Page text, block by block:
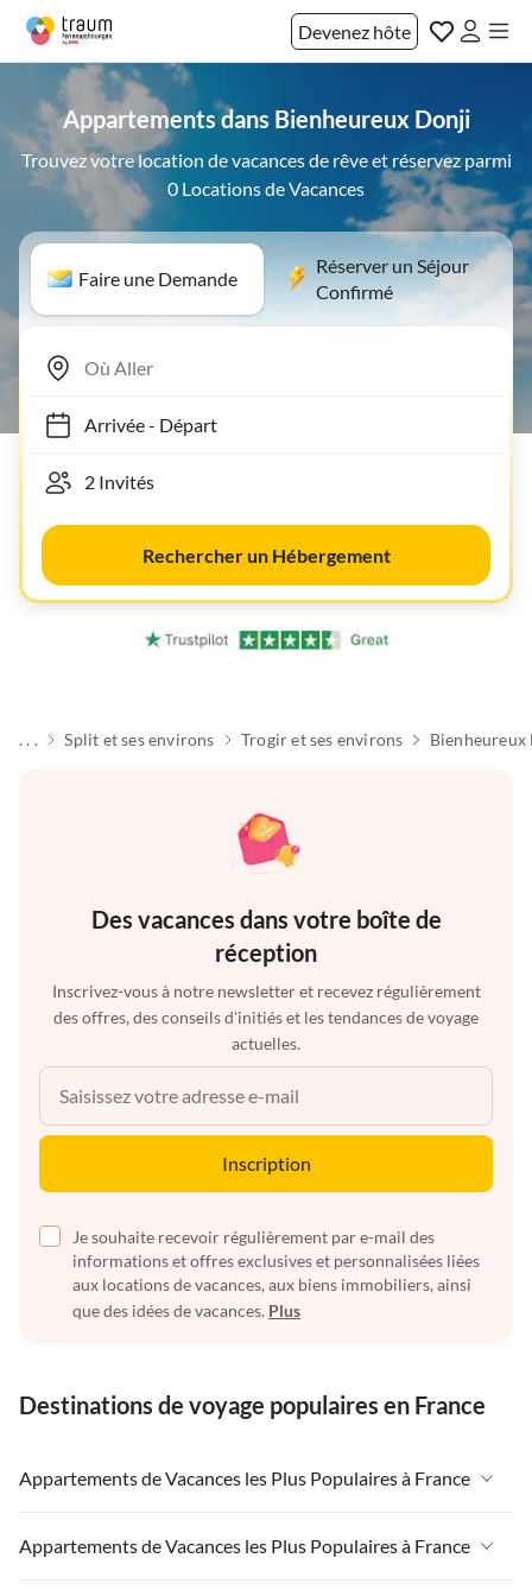
Devenez hôte
Appartements dans Bienheureux Donji
Trouvez votre location de vacances de rêve et réservez parmi
0 Locations de Vacances
Faire une Demande
Réserver un Séjour
Confirmé
Arrivée- Départ
Rechercher un Hébergement
. . . Split et ses environs Trogir et ses environs
Des vacances dans votre boîte de
réception
Inscrivez-vous à notre newsletter et recevez régulièrement
des offres, des conseils d'initiés et les tendances de voyage
actuelles.
Inscription
Je souhaite recevoir régulièrement par e-mail des
informations et offres exclusives et personnalisées liées
aux locations de vacances, aux biens immobiliers, ainsi
que des idées de vacances. Plus
Destinations de voyage populaires en France
Appartements de Vacances les Plus Populaires à France
Appartements de Vacances à France
Appartements de Vacances à Paris-Ile de France
Appartements de Vacances les Plus Populaires à France